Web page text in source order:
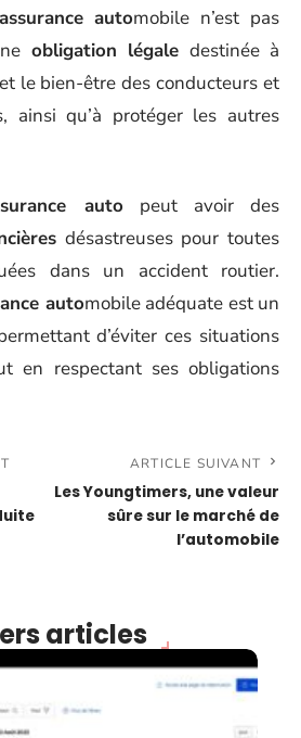
assurance automobile n’est pas
obligation légale destinée à
le bien-être des conducteurs et
ainsi qu’à protéger les autres
auto peut avoir des
désastreuses pour toutes
dans un accident routier.
automobile adéquate est un
d’éviter ces situations
en respectant ses obligations
ARTICLE SUIVANT
Les Youngtimers, une valeur
sûre sur le marché de
l’automobile
articles